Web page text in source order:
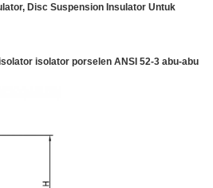
Disc Suspension Insulator Untuk
isolator porselen ANSI 52-3 abu-abu